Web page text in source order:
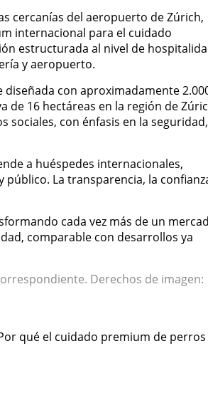
cercanías del aeropuerto de Zúrich,
internacional para el cuidado
estructurada al nivel de
y aeropuerto.
con aproximadamente
de 16 hectáreas en la región de
con énfasis en la
a huéspedes internacionales,
La transparencia, la
cada vez más de un
comparable con desarrollos ya
Derechos de imagen:
qué el cuidado premium de perros